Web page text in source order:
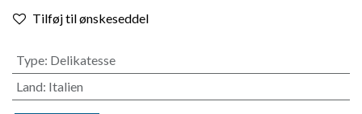
Tilføj til ønskeseddel
Type: Delikatesse
Land: Italien